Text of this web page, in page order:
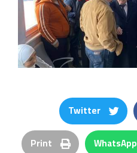
Twitter
WhatsApp
Print